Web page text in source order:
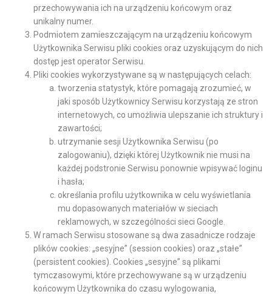
przechowywania ich na urządzeniu końcowym oraz
unikalny numer.
Podmiotem zamieszczającym na urządzeniu końcowym
Użytkownika Serwisu pliki cookies oraz uzyskującym do nich
dostęp jest operator Serwisu.
Pliki cookies wykorzystywane są w następujących celach:
tworzenia statystyk, które pomagają zrozumieć, w
jaki sposób Użytkownicy Serwisu korzystają ze stron
internetowych, co umożliwia ulepszanie ich struktury i
zawartości;
utrzymanie sesji Użytkownika Serwisu (po
zalogowaniu), dzięki której Użytkownik nie musi na
każdej podstronie Serwisu ponownie wpisywać loginu
i hasła;
określania profilu użytkownika w celu wyświetlania
mu dopasowanych materiałów w sieciach
reklamowych, w szczególności sieci Google.
W ramach Serwisu stosowane są dwa zasadnicze rodzaje
plików cookies: „sesyjne” (session cookies) oraz „stałe”
(persistent cookies). Cookies „sesyjne” są plikami
tymczasowymi, które przechowywane są w urządzeniu
końcowym Użytkownika do czasu wylogowania,